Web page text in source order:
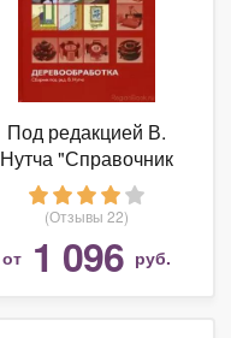
Под редакцией В.
Нутча "Справочник
строителя.
Деревообработка"
(Отзывы 22)
от 1 096 руб.